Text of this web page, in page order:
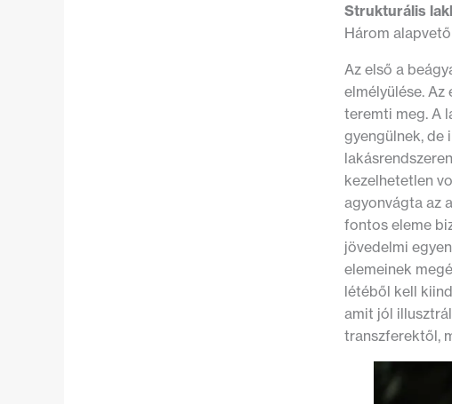
Strukturális
Három
Az első a
elmélyülése.
teremti meg. A
gyengülnek, de
kezelhetetlen
agyonvágta az
fontos eleme
jövedelmi
elemeinek
létéből kell
amit jól
transzferektől,